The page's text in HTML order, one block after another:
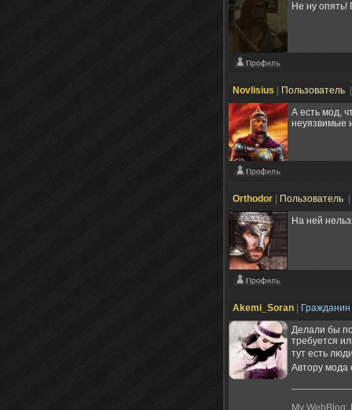
Не ну опять!
Novlisius Пользователь
А есть мод,
неуязвимые
Orthodor Пользователь
На ней
Akemi_Soran
Гражданин
Делали бы
требуется
тут есть
Автору мода
My WebBlog: